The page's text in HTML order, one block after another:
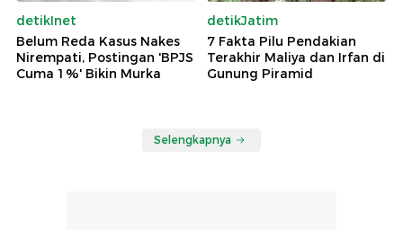
detikInet
Belum Reda Kasus Nakes
Nirempati, Postingan 'BPJS
Cuma 1%' Bikin Murka
detikJatim
7 Fakta Pilu Pendakian
Terakhir Maliya dan Irfan di
Gunung Piramid
Selengkapnya